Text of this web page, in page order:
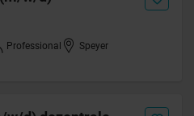
Professional
Speyer